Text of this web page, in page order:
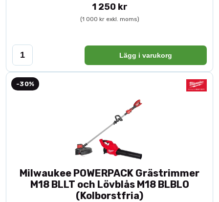
1 250 kr
(1 000 kr exkl. moms)
Lägg i varukorg
-30%
Milwaukee POWERPACK Grästrimmer
M18 BLLT och Lövblås M18 BLBLO
(Kolborstfria)